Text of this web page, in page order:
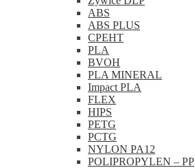
ABS
ABS PLUS
CPEHT
PLA
BVOH
PLA MINERAL
Impact PLA
FLEX
HIPS
PETG
PCTG
NYLON PA12
POLIPROPYLEN – PP